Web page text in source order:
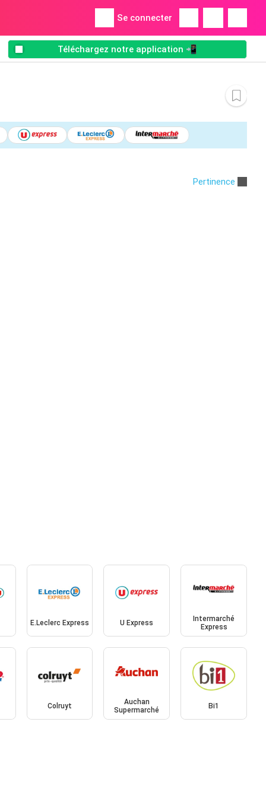
Se connecter
Téléchargez notre application 📲
Pertinence
E.Leclerc Express U Express
Intermarché
Express
Colruyt
Auchan
Supermarché
Bi1